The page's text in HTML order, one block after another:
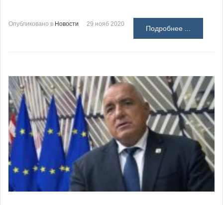
Опубликовано в Новости 29 нояб 2020
Подробнее ...